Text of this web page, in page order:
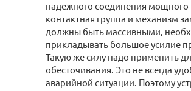
надежного соединения мощного
контактная группа и механизм
должны быть массивными,
прикладывать большое усилие
Такую же силу надо применить
обесточивания. Это не всегда
аварийной ситуации. Поэтому